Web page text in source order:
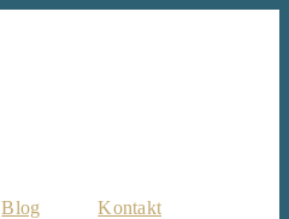
Blog Kontakt